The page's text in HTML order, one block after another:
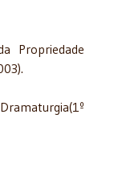
Propriedade